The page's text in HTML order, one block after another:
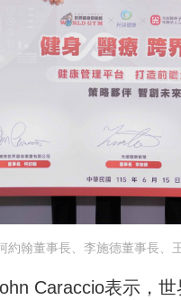
約翰董事長、李施德董事長、
Caraccio表示，